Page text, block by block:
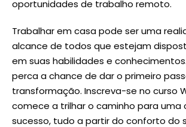
oportunidades de trabalho remoto.
Trabalhar em casa pode ser uma
alcance de todos que estejam
em suas habilidades e
perca a chance de dar o primeiro
transformação. Inscreva-se no curso
comece a trilhar o caminho para uma
sucesso, tudo a partir do conforto do